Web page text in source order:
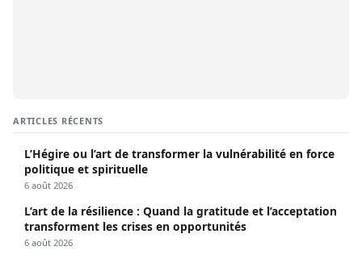
ARTICLES RÉCENTS
L’Hégire ou l’art de transformer la vulnérabilité en force
politique et spirituelle
6 août 2026
L’art de la résilience : Quand la gratitude et l’acceptation
transforment les crises en opportunités
6 août 2026